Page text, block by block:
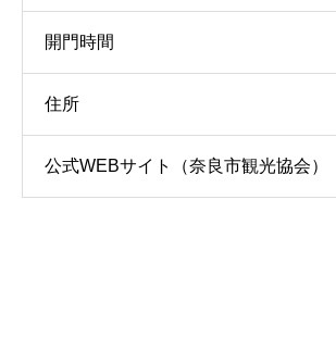
開門時間
住所
公式WEBサイト（奈良市観光協会）